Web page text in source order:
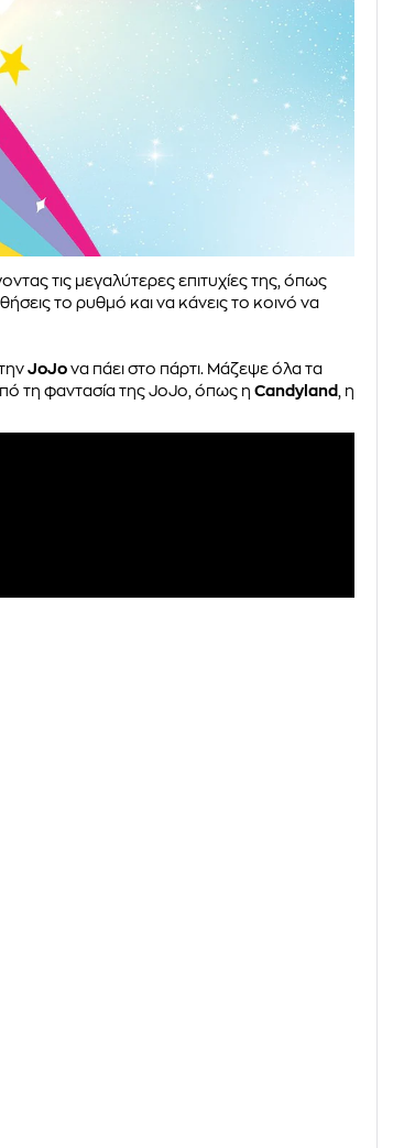
τις μεγαλύτερες επιτυχίες της, όπως
το ρυθμό και να κάνεις το κοινό να
JoJo να πάει στο πάρτι. Μάζεψε όλα τα
τη φαντασία της JoJo, όπως η Candyland
, η